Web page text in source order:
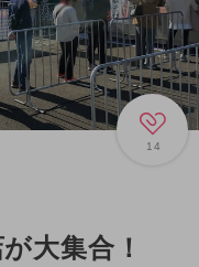
14
大集合！